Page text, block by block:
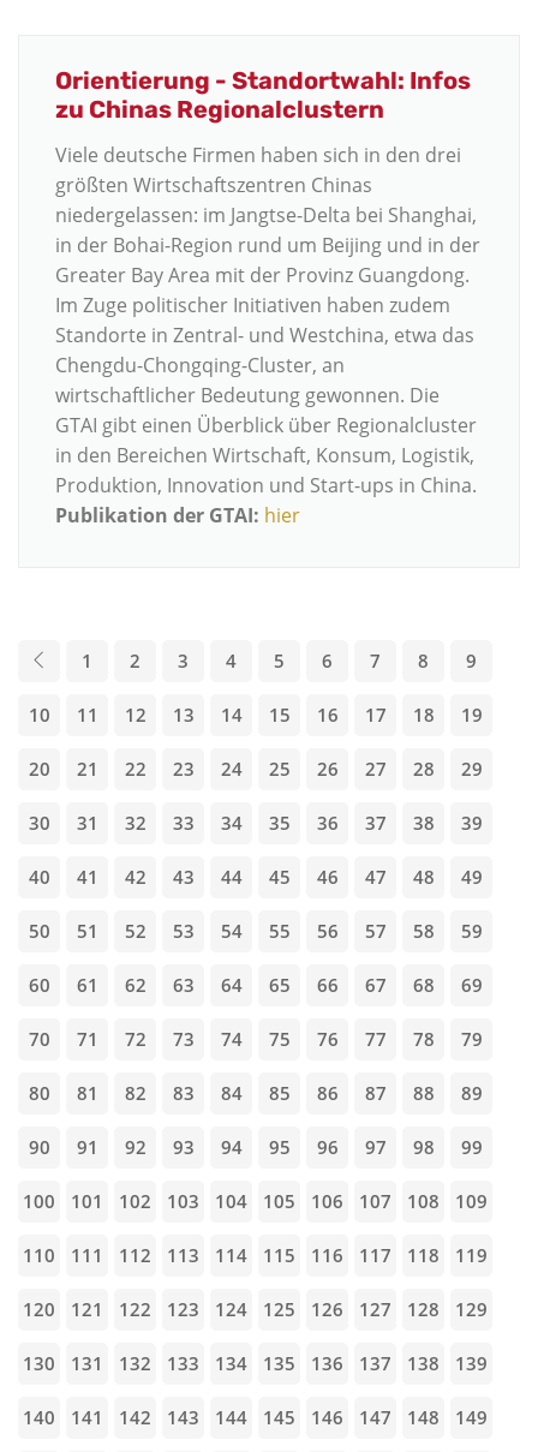
Orientierung - Standortwahl: Infos
zu Chinas Regionalclustern
Viele deutsche Firmen haben sich in den drei
größten Wirtschaftszentren Chinas
niedergelassen: im Jangtse-Delta bei Shanghai,
in der Bohai-Region rund um Beijing und in der
Greater Bay Area mit der Provinz Guangdong.
Im Zuge politischer Initiativen haben zudem
Standorte in Zentral- und Westchina, etwa das
Chengdu-Chongqing-Cluster, an
wirtschaftlicher Bedeutung gewonnen. Die
GTAI gibt einen Überblick über Regionalcluster
in den Bereichen Wirtschaft, Konsum, Logistik,
Produktion, Innovation und Start-ups in China.
Publikation der GTAI: hier
1 2 3 4 5 6 7 8 9
10 11 12 13 14 15 16 17 18 19
20 21 22 23 24 25 26 27 28 29
30 31 32 33 34 35 36 37 38 39
40 41 42 43 44 45 46 47 48 49
50 51 52 53 54 55 56 57 58 59
60 61 62 63 64 65 66 67 68 69
70 71 72 73 74 75 76 77 78 79
80 81 82 83 84 85 86 87 88 89
90 91 92 93 94 95 96 97 98 99
100 101 102 103 104 105 106 107 108 109
110 111 112 113 114 115 116 117 118 119
120 121 122 123 124 125 126 127 128 129
130 131 132 133 134 135 136 137 138 139
140 141 142 143 144 145 146 147 148 149